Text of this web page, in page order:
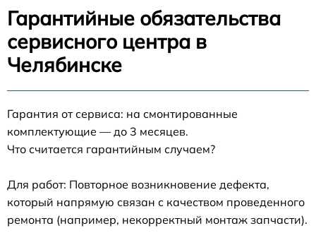
Гарантийные обязательства
сервисного центра в
Челябинске
Гарантия от сервиса: на смонтированные
комплектующие — до 3 месяцев.
Что считается гарантийным случаем?
Для работ: Повторное возникновение дефекта,
который напрямую связан с качеством проведенного
ремонта (например, некорректный монтаж запчасти).